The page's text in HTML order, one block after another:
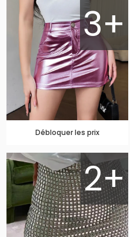
3+
Débloquer les prix
2+